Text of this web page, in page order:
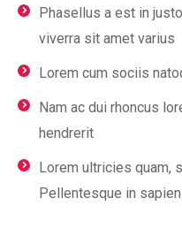
Phasellus a est in
viverra sit amet varius
Lorem cum sociis
Nam ac dui rhoncus
hendrerit
Lorem ultricies quam,
Pellentesque in sapien